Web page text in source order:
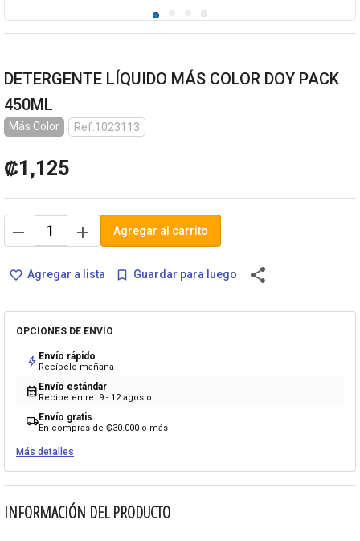
DETERGENTE LÍQUIDO MÁS COLOR DOY PACK
450ML
Más Color Ref.1023113
₡1,125
remove add Agregar al carrito
favorite_border Agregar a lista bookmark_border Guardar para luego share
OPCIONES DE ENVÍO
bolt Envío rápido
Recíbelo mañana
calendar_month Envío estándar
Recibe entre: 9 - 12 agosto
local_shippingEnvío gratis
En compras de ₡30.000 o más
Más detalles
INFORMACIÓN DEL PRODUCTO